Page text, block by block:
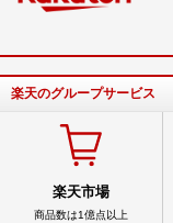
楽天のグループサービス
楽天市場
商品数は1億点以上